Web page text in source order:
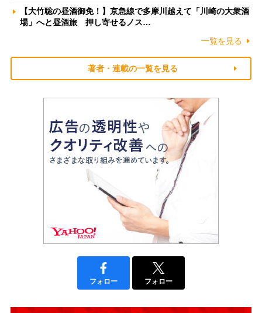
【大竹聡の昼酒御免！】京急線で多摩川越えて「川崎の大衆酒
場」へと昼酒旅 押し寄せるノス…
一覧を見る
著者・連載の一覧を見る
フォロー フォロー